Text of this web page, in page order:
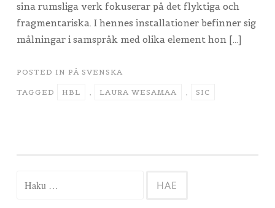
sina rumsliga verk fokuserar på det flyktiga och
fragmentariska. I hennes installationer befinner sig
målningar i samspråk med olika element hon […]
POSTED IN PÅ SVENSKA
TAGGED HBL , LAURA WESAMAA , SIC
Haku: